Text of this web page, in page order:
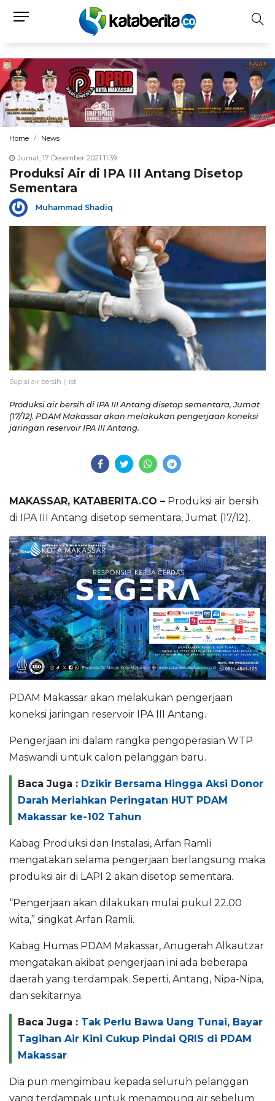
Home News
Jumat, 17 Desember 2021 11:39
Produksi Air di IPA III Antang Disetop
Sementara
Muhammad Shadiq
Suplai air bersih || ist
Produksi air bersih di IPA III Antang disetop sementara, Jumat
(17/12). PDAM Makassar akan melakukan pengerjaan koneksi
jaringan reservoir IPA III Antang.
MAKASSAR, KATABERITA.CO – Produksi air bersih
di IPA III Antang disetop sementara, Jumat (17/12).
PDAM Makassar akan melakukan pengerjaan
koneksi jaringan reservoir IPA III Antang.
Pengerjaan ini dalam rangka pengoperasian WTP
Maswandi untuk calon pelanggan baru.
Baca Juga : Dzikir Bersama Hingga Aksi Donor
Darah Meriahkan Peringatan HUT PDAM
Makassar ke-102 Tahun
Kabag Produksi dan Instalasi, Arfan Ramli
mengatakan selama pengerjaan berlangsung maka
produksi air di LAPI 2 akan disetop sementara.
“Pengerjaan akan dilakukan mulai pukul 22.00
wita,” singkat Arfan Ramli.
Kabag Humas PDAM Makassar, Anugerah Alkautzar
mengatakan akibat pengerjaan ini ada beberapa
daerah yang terdampak. Seperti, Antang, Nipa-Nipa,
dan sekitarnya.
Baca Juga : Tak Perlu Bawa Uang Tunai, Bayar
Tagihan Air Kini Cukup Pindai QRIS di PDAM
Makassar
Dia pun mengimbau kepada seluruh pelanggan
yang terdampak untuk menampung air sebelum